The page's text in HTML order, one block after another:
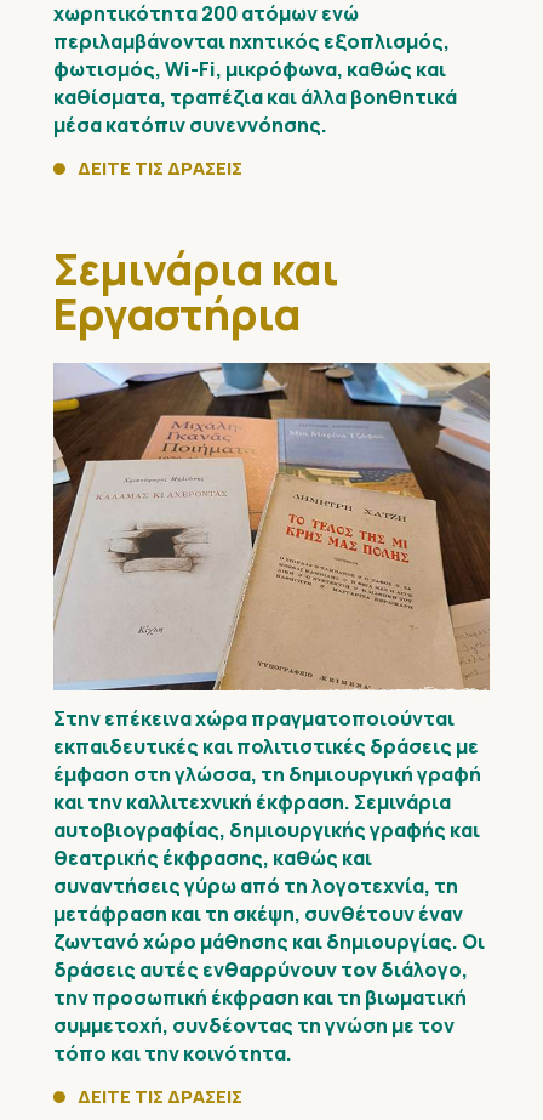
χωρητικότητα 200 ατόμων ενώ
περιλαμβάνονται ηχητικός εξοπλισμός,
φωτισμός, Wi-Fi, μικρόφωνα, καθώς και
καθίσματα, τραπέζια και άλλα βοηθητικά
μέσα κατόπιν συνεννόησης.
ΔΕΙΤΕ ΤΙΣ ΔΡΑΣΕΙΣ
Σεμινάρια και
Εργαστήρια
Στην επέκεινα χώρα πραγματοποιούνται
εκπαιδευτικές και πολιτιστικές δράσεις με
έμφαση στη γλώσσα, τη δημιουργική γραφή
και την καλλιτεχνική έκφραση. Σεμινάρια
αυτοβιογραφίας, δημιουργικής γραφής και
θεατρικής έκφρασης, καθώς και
συναντήσεις γύρω από τη λογοτεχνία, τη
μετάφραση και τη σκέψη, συνθέτουν έναν
ζωντανό χώρο μάθησης και δημιουργίας. Οι
δράσεις αυτές ενθαρρύνουν τον διάλογο,
την προσωπική έκφραση και τη βιωματική
συμμετοχή, συνδέοντας τη γνώση με τον
τόπο και την κοινότητα.
ΔΕΙΤΕ ΤΙΣ ΔΡΑΣΕΙΣ